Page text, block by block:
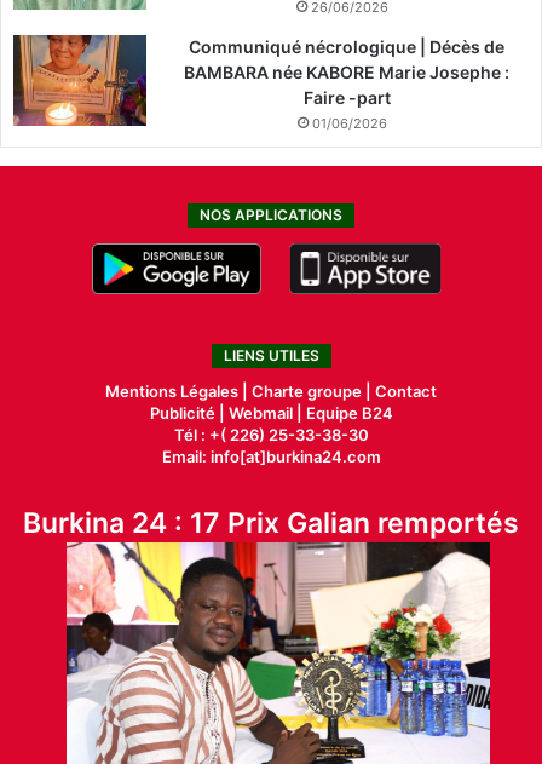
26/06/2026
Communiqué nécrologique | Décès de
BAMBARA née KABORE Marie Josephe :
Faire -part
01/06/2026
NOS APPLICATIONS
LIENS UTILES
Mentions Légales | Charte groupe | Contact
Publicité| Webmail |
Equipe B24
Tél : +( 226) 25-33-38-30
Email: info[at]burkina24.com
Burkina 24 : 17 Prix Galian remportés